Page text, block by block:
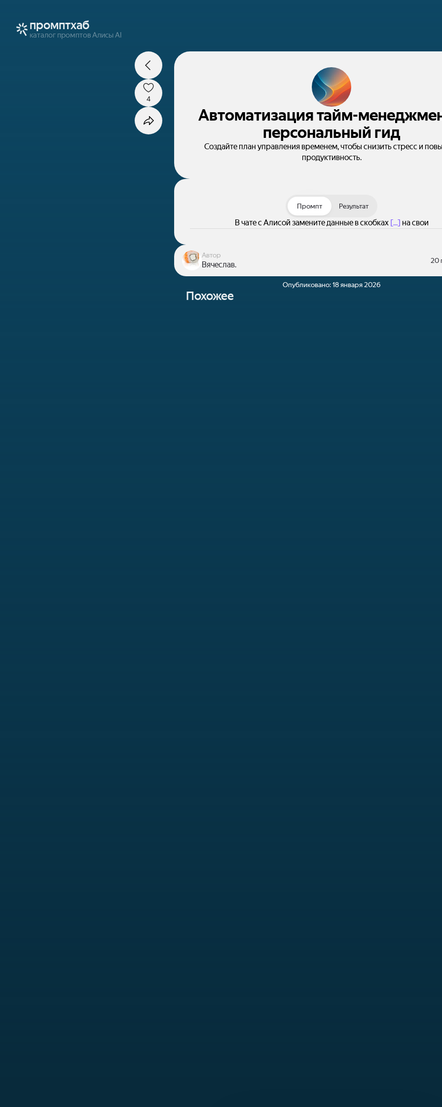
промптхаб
каталог промптов Алисы AI
Автоматизация тайм-
персональный гид
Создайте план управления временем, чтобы снизить стресс и
продуктивность.
4
Промпт Результат
В чате с Алисой замените данные в скобках [...] на свои
Автор
Вячеслав. 20
Опубликовано:18 января 2026
Похожее